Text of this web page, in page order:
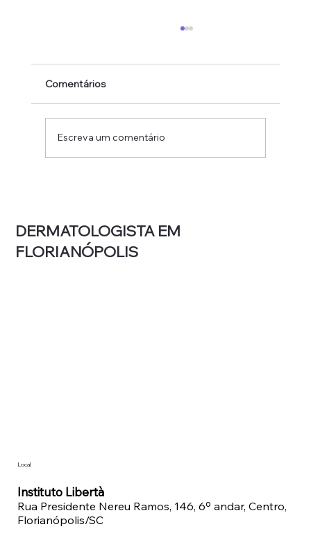
Comentários
Escreva um comentário
Local
Instituto Libertà
Rua Presidente Nereu Ramos, 146, 6º andar, Centro,
Florianópolis/SC
DERMATOLOGISTA EM
FLORIANÓPOLIS